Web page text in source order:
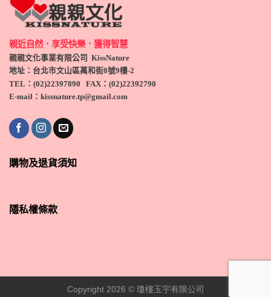
親近自然．享受快樂．獲得智慧
親親文化事業有限公司 KissNature
地址：台北市文山區萬和街8號9樓-2
TEL ：(02)22397890 FAX：(02)22392790
E-mail：kissnature.tp@gmail.com
購物及退貨須知
隱私權條款
Copyright 2026 © 瓊樓玉宇有限公司